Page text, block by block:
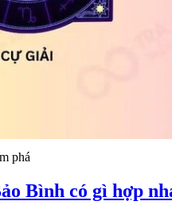
phá
Bình có gì hợp